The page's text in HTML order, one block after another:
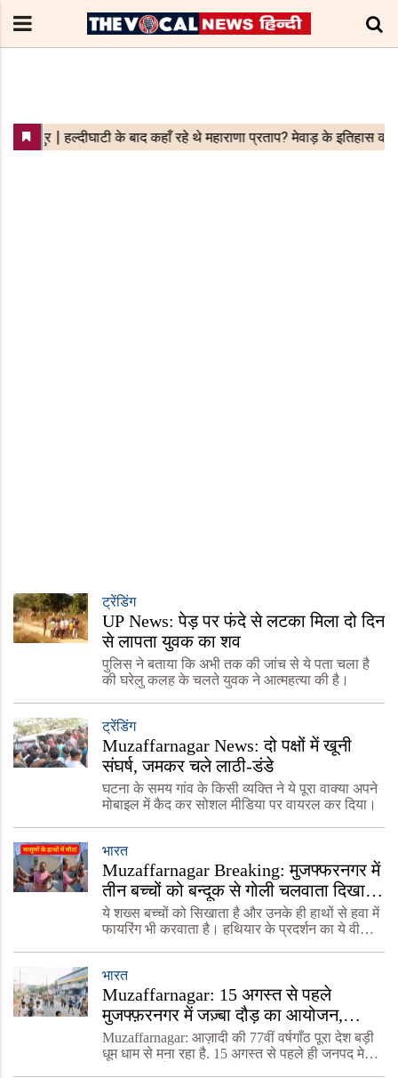
ट्रेंडिंग
UP News: पेड़ पर फंदे से लटका मिला दो दिन
से लापता युवक का शव
पुलिस ने बताया कि अभी तक की जांच से ये पता चला है
की घरेलु कलह के चलते युवक ने आत्महत्या की है।
ट्रेंडिंग
Muzaffarnagar News: दो पक्षों में खूनी
संघर्ष, जमकर चले लाठी-डंडे
घटना के समय गांव के किसी व्यक्ति ने ये पूरा वाक्या अपने
मोबाइल में कैद कर सोशल मीडिया पर वायरल कर दिया।
भारत
Muzaffarnagar Breaking: मुजफ्फरनगर में
तीन बच्चों को बन्दूक से गोली चलवाता दिखा
शख्स, वीडियो वायरल
ये शख्स बच्चों को सिखाता है और उनके ही हाथों से हवा में
फायरिंग भी करवाता है। हथियार के प्रदर्शन का ये वीडियो
भारत
Muzaffarnagar: 15 अगस्त से पहले
मुजफ्फ़रनगर में जज़्बा दौड़ का आयोजन,
केंद्रीय मंत्री संजीव बालियान ने भी लगाई दौड़
Muzaffarnagar: आज़ादी की 77वीं वर्षगाँठ पूरा देश बड़ी
धूम धाम से मना रहा है. 15 अगस्त से पहले ही जनपद मे